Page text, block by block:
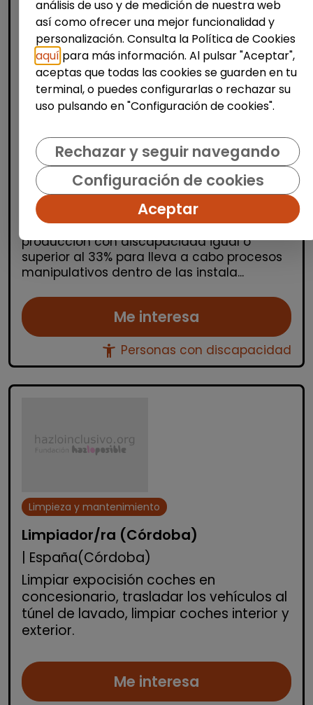
Logística, Almacén y Compras
Operario/a de producción
(Azuqueca de Henares)
| España(Guadalajara)
OPERARIOS/AS DE PRODUCCIÓN Desde
Stylepack buscamos operarios de
producción con discapacidad igual o
superior al 33% para lleva a cabo procesos
manipulativos dentro de las instala...
Me interesa
accessibility_new Personas con discapacidad
Limpieza y mantenimiento
Limpiador/ra (Córdoba)
| España(Córdoba)
Limpiar expocisión coches en
concesionario, trasladar los vehículos al
túnel de lavado, limpiar coches interior y
exterior.
Me interesa
análisis de uso y de medición de nuestra web
así como ofrecer una mejor funcionalidad y
personalización. Consulta la Política de Cookies
aquí para más información. Al pulsar "Aceptar",
aceptas que todas las cookies se guarden en tu
terminal, o puedes configurarlas o rechazar su
uso pulsando en "Configuración de cookies".
Rechazar y seguir navegando
Configuración de cookies
Aceptar